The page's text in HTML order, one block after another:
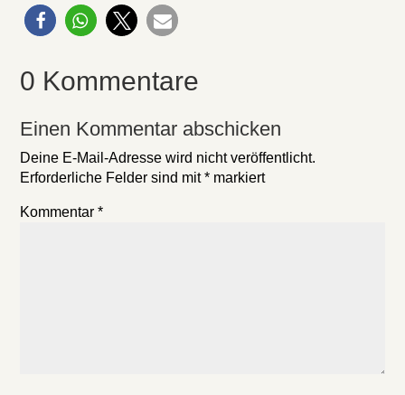
0 Kommentare
Einen Kommentar abschicken
Deine E-Mail-Adresse wird nicht veröffentlicht.
Erforderliche Felder sind mit* markiert
Kommentar*